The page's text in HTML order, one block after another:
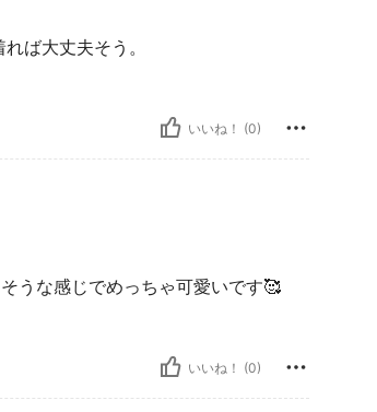
ば大丈夫そう。
いいね！ (0)
うな感じでめっちゃ可愛いです🥰
いいね！ (0)